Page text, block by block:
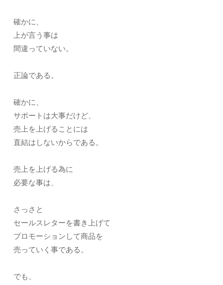
確かに、
上が言う事は
間違っていない。
正論である。
確かに、
サポートは大事だけど、
売上を上げることには
直結はしないからである。
売上を上げる為に
必要な事は、
さっさと
セールスレターを書き上げて
プロモーションして商品を
売っていく事である。
でも、